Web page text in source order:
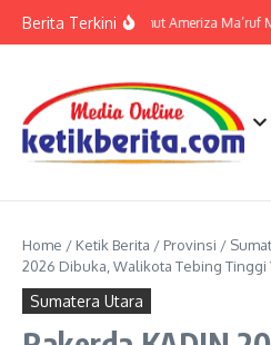
Berita TerkiniKPwBI Sumut Ameriza Ma’ruf
Home / Ketik Berita / Provinsi /
2026 Dibuka, Walikota Tebing
Sumatera Utara